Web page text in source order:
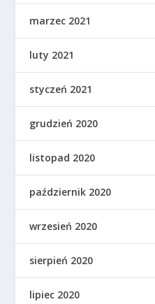
marzec 2021
luty 2021
styczeń 2021
grudzień 2020
listopad 2020
październik 2020
wrzesień 2020
sierpień 2020
lipiec 2020